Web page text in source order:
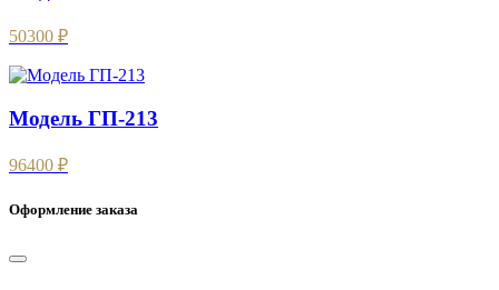
50300 ₽
Модель ГП-213
96400 ₽
Оформление заказа